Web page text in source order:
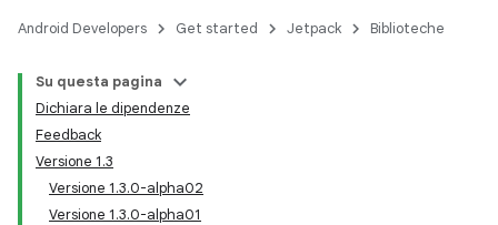
Android Developers Get started Jetpack Biblioteche
Su questa pagina
Dichiara le dipendenze
Feedback
Versione 1.3
Versione 1.3.0-alpha02
Versione 1.3.0-alpha01